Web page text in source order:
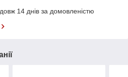
14 днів за домовленістю